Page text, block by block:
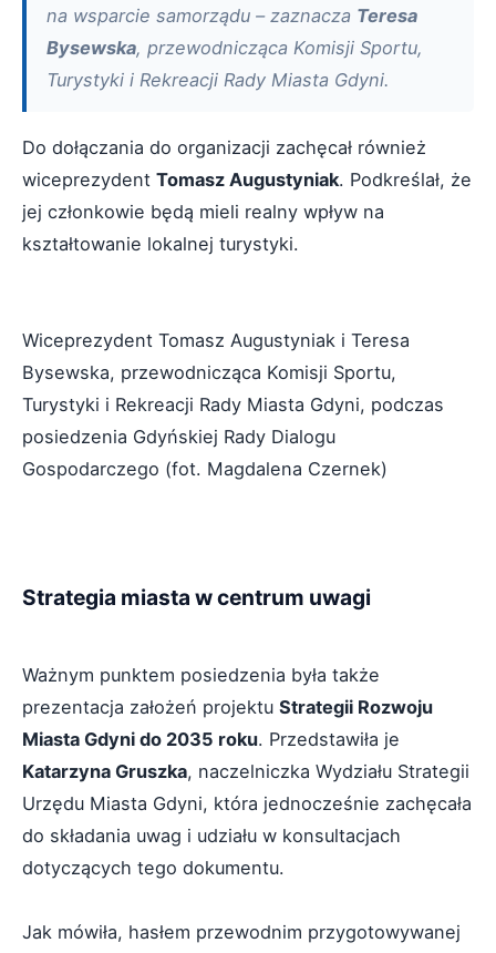
na wsparcie samorządu – zaznacza Teresa
Bysewska, przewodnicząca Komisji Sportu,
Turystyki i Rekreacji Rady Miasta Gdyni.
Do dołączania do organizacji zachęcał również
wiceprezydent Tomasz Augustyniak. Podkreślał, że
jej członkowie będą mieli realny wpływ na
kształtowanie lokalnej turystyki.
Wiceprezydent Tomasz Augustyniak i Teresa
Bysewska, przewodnicząca Komisji Sportu,
Turystyki i Rekreacji Rady Miasta Gdyni, podczas
posiedzenia Gdyńskiej Rady Dialogu
Gospodarczego (fot. Magdalena Czernek)
Strategia miasta w centrum uwagi
Ważnym punktem posiedzenia była także
prezentacja założeń projektu Strategii Rozwoju
Miasta Gdyni do 2035 roku. Przedstawiła je
Katarzyna Gruszka, naczelniczka Wydziału Strategii
Urzędu Miasta Gdyni, która jednocześnie zachęcała
do składania uwag i udziału w konsultacjach
dotyczących tego dokumentu.
Jak mówiła, hasłem przewodnim przygotowywanej